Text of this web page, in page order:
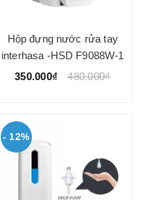
Hộp đựng nước rửa tay
interhasa -HSD F9088W-1
350.000₫
480.000₫
- 12%